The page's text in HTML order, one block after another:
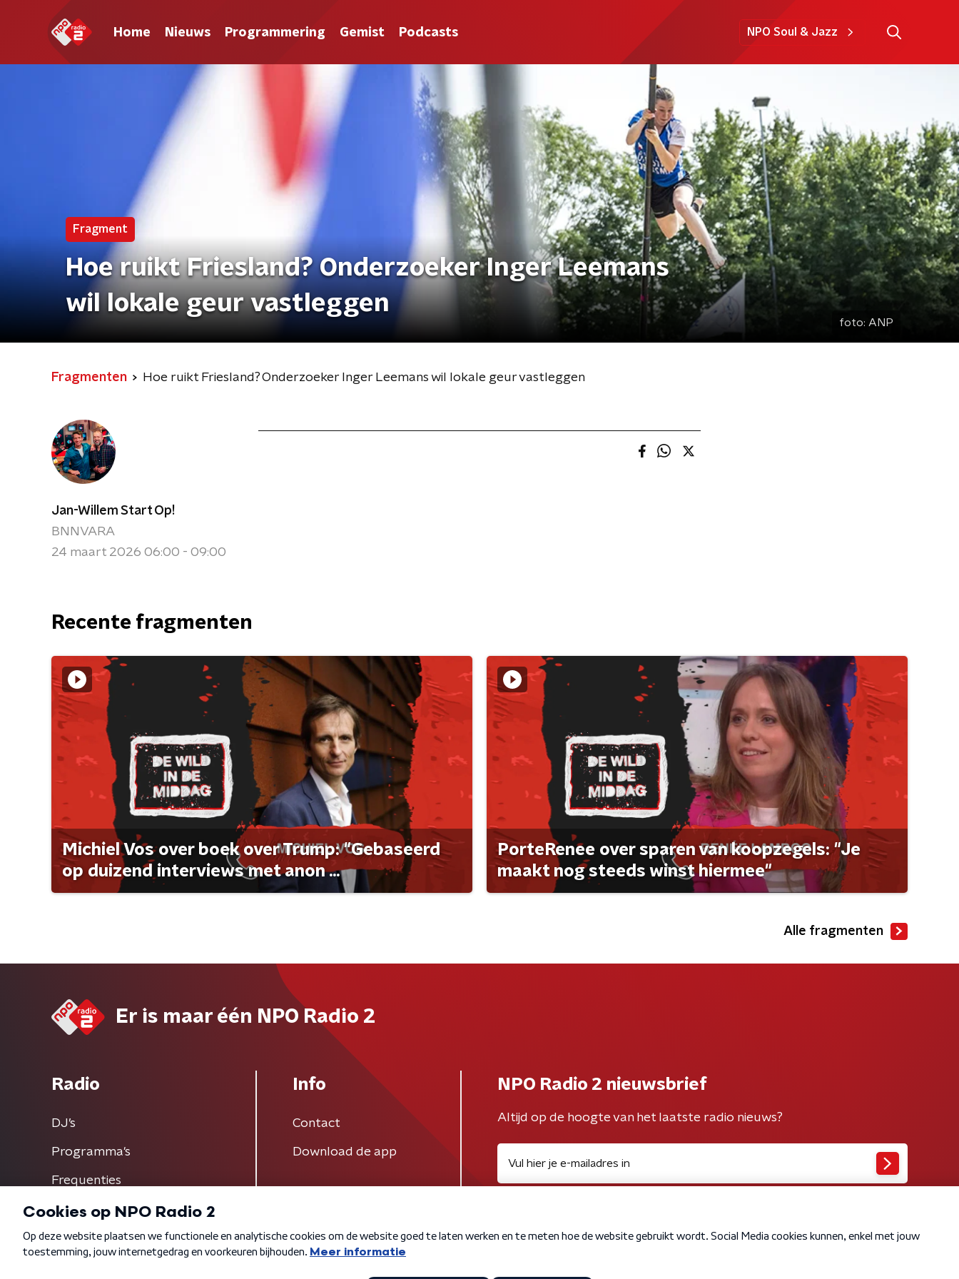
Home Nieuws Programmering Gemist Podcasts NPO Soul & Jazz
Fragment
Hoe ruikt Friesland? Onderzoeker Inger Leemans
wil lokale geur vastleggen
foto: ANP
Fragmenten Hoe ruikt Friesland? Onderzoeker Inger Leemans wil lokale geur vastleggen
Jan-Willem Start Op!
BNNVARA
24 maart 2026 06:00 - 09:00
Recente fragmenten
Michiel Vos over boek over Trump: "Gebaseerd
op duizend interviews met anon ...
PorteRenee over sparen van koopzegels: "Je
maakt nog steeds winst hiermee"
Alle fragmenten
Er is maar één NPO Radio 2
Radio
DJ’s
Programma's
Frequenties
Info
Contact
Download de app
NPO Radio 2 nieuwsbrief
Altijd op de hoogte van het laatste radio nieuws?
Algemene voorwaarden Privacybeleid